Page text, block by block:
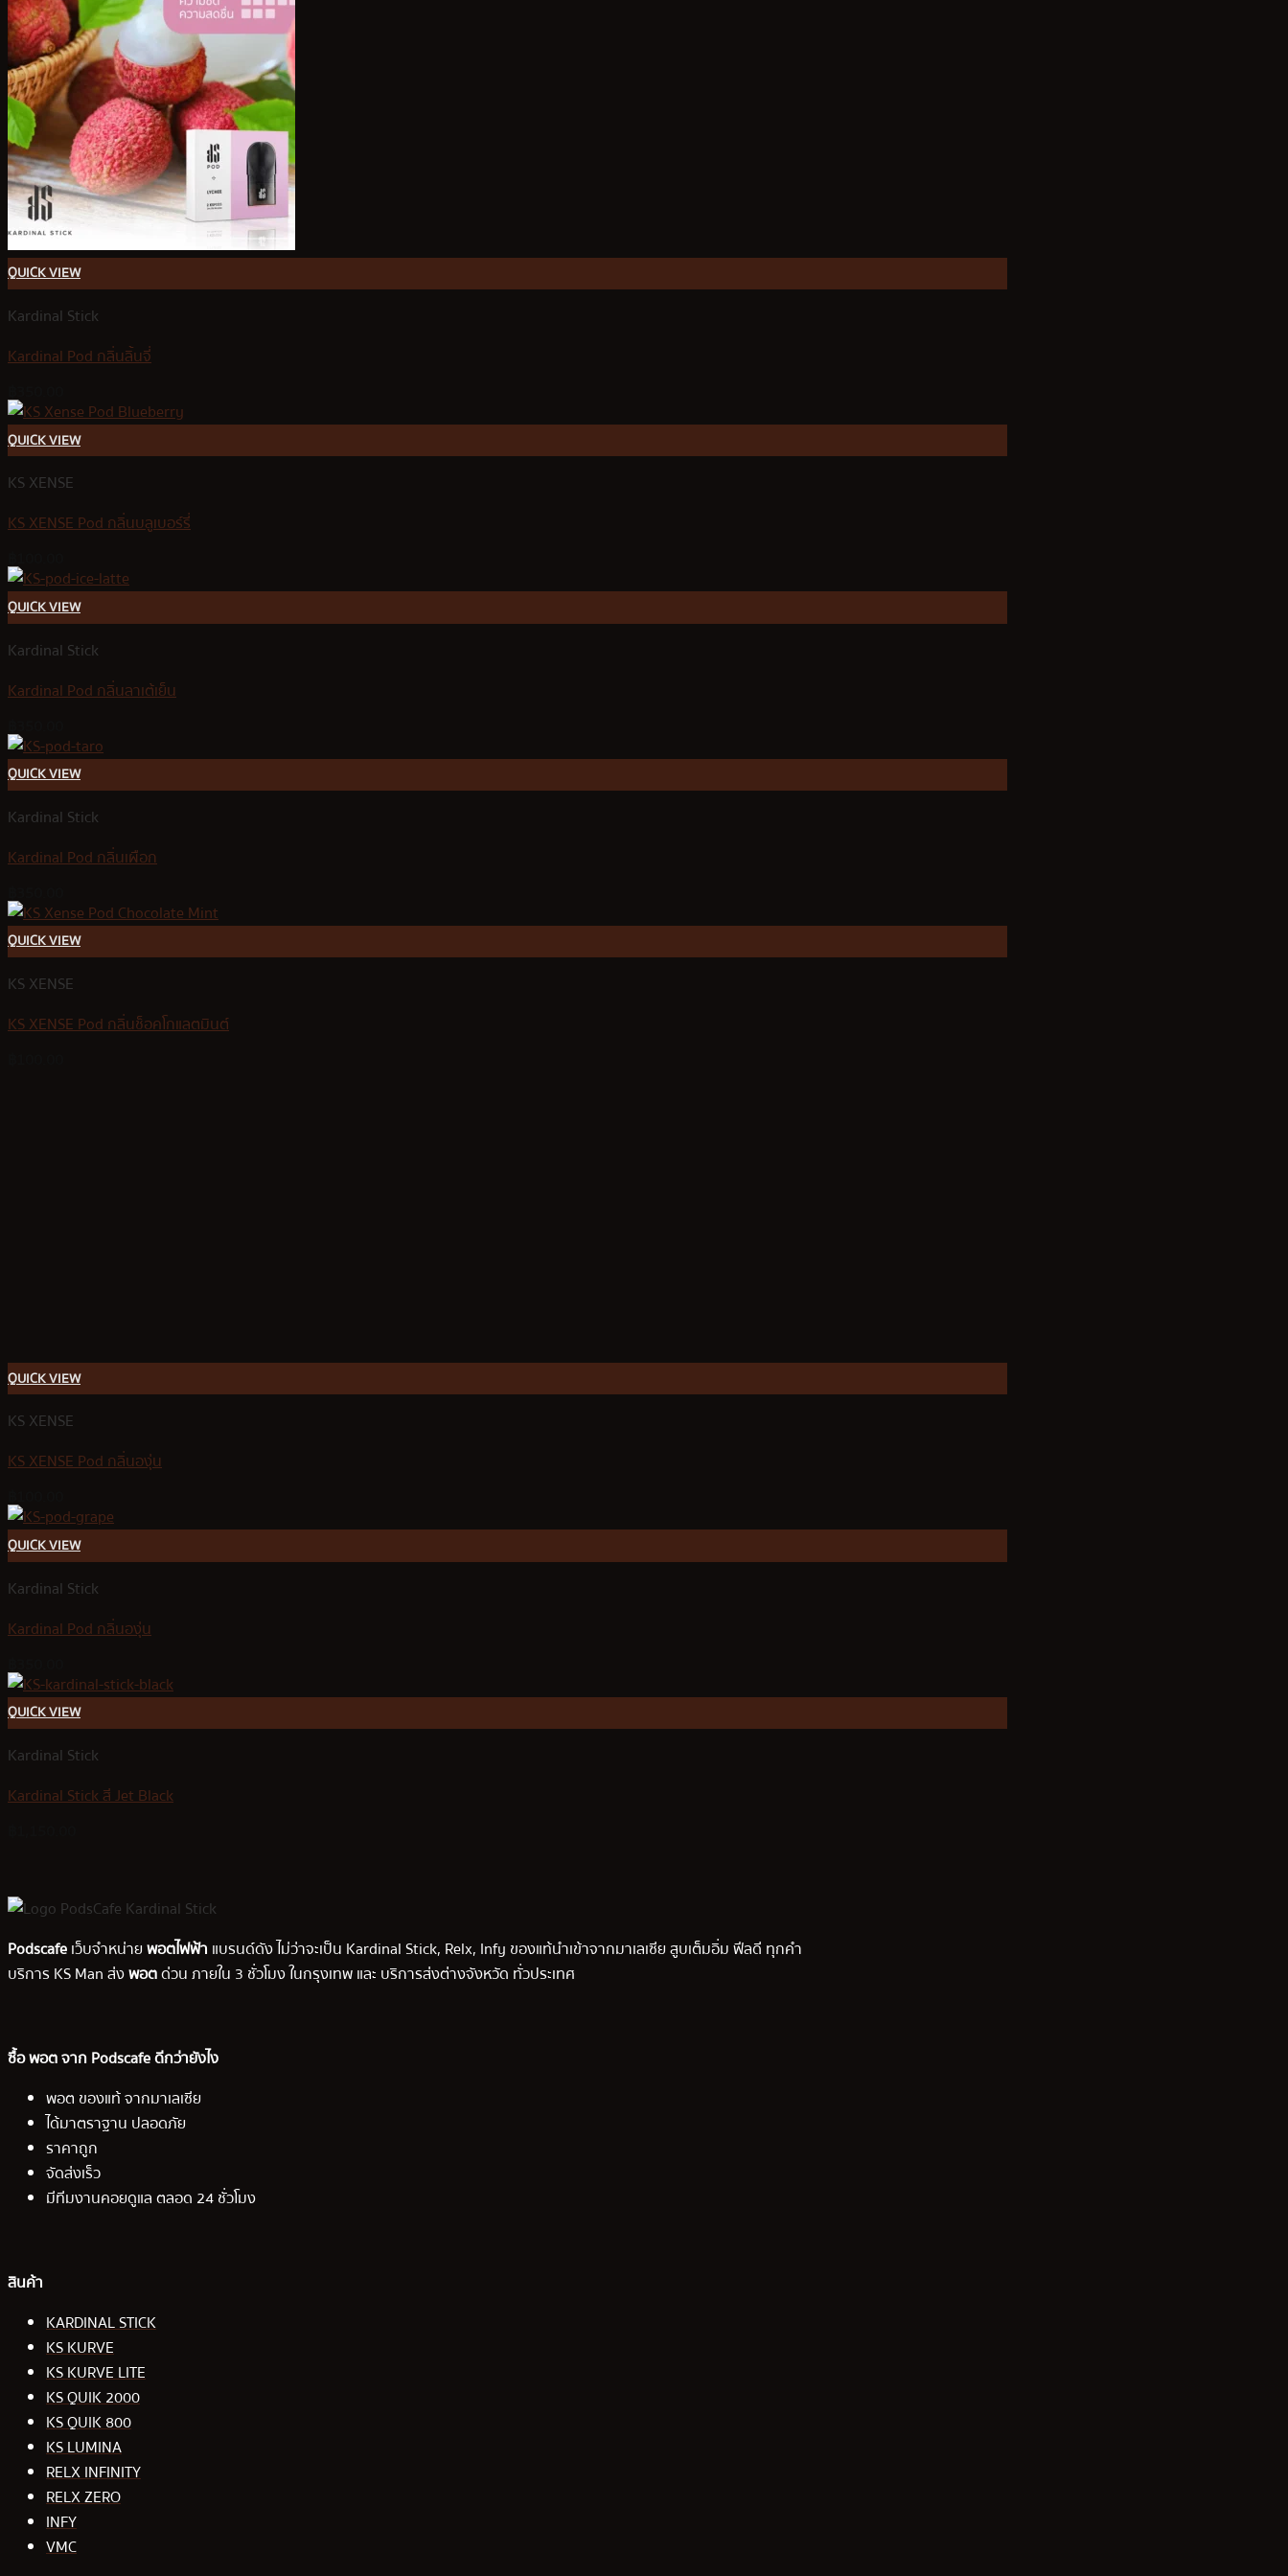
VMC
บทความ
สมัครตัวแทน
QUICK VIEW
Kardinal Stick
Kardinal Pod กลิ่นลิ้นจี่
QUICK VIEW
KS XENSE
KS XENSE Pod กลิ่นบลูเบอร์รี่
QUICK VIEW
Kardinal Stick
Kardinal Pod กลิ่นลาเต้เย็น
QUICK VIEW
Kardinal Stick
Kardinal Pod กลิ่นเผือก
QUICK VIEW
KS XENSE
KS XENSE Pod กลิ่นช็อคโกแลตมินต์
QUICK VIEW
KS XENSE
KS XENSE Pod กลิ่นองุ่น
QUICK VIEW
Kardinal Stick
Kardinal Pod กลิ่นองุ่น
QUICK VIEW
Kardinal Stick
Kardinal Stick สี Jet Black
Podscafeเว็บจำหน่ายพอตไฟฟ้า แบรนด์ดัง ไม่ว่าจะเป็น Kardinal Stick, Relx, Infy ของแท้นำเข้าจากมาเลเซีย สูบเต็มอิ่ม ฟีลดี ทุกคำ
บริการ KS Man ส่งพอตด่วน ภายใน 3 ชั่วโมง ในกรุงเทพ และ บริการส่งต่างจังหวัด ทั่วประเทศ
ซื้อ พอต จาก Podscafe ดีกว่ายังไง
พอต ของแท้ จากมาเลเซีย
ได้มาตราฐาน ปลอดภัย
ราคาถูก
จัดส่งเร็ว
มีทีมงานคอยดูแล ตลอด 24 ชั่วโมง
สินค้า
KARDINAL STICK
KS KURVE
KS KURVE LITE
KS QUIK 2000
KS QUIK 800
KS LUMINA
RELX INFINITY
RELX ZERO
INFY
VMC